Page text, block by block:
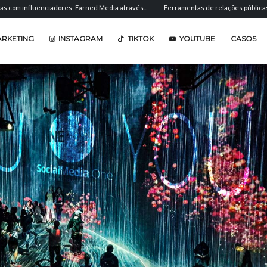
Earned Media através... Ferramentas de relações públicas: software
INSTAGRAM TIKTOK YOUTUBE CASOS